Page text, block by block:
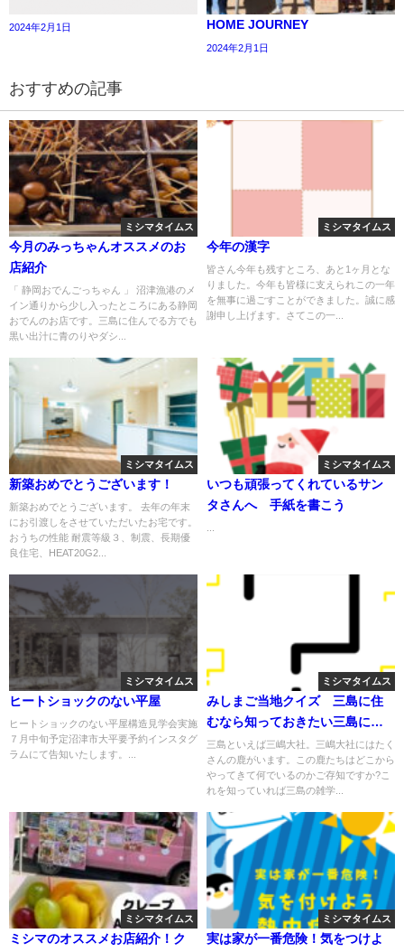
2024年2月1日 HOME JOURNEY
2024年2月1日
おすすめの記事
ミシマタイムス
今月のみっちゃんオススメのお
店紹介
「 静岡おでんごっちゃん 」 沼津漁港のメ
イン通りから少し入ったところにある静岡
おでんのお店です。三島に住んでる方でも
黒い出汁に青のりやダシ...
ミシマタイムス
今年の漢字
皆さん今年も残すところ、あと1ヶ月とな
りました。今年も皆様に支えられこの一年
を無事に過ごすことができました。誠に感
謝申し上げます。さてこの一...
ミシマタイムス
新築おめでとうございます！
新築おめでとうございます。 去年の年末
にお引渡しをさせていただいたお宅です。
おうちの性能 耐震等級３、制震、長期優
良住宅、HEAT20G2...
ミシマタイムス
いつも頑張ってくれているサン
タさんへ 手紙を書こう
ミシマタイムス
ヒートショックのない平屋
ヒートショックのない平屋構造見学会実施
７月中旬予定沼津市大平要予約インスタグ
ラムにて告知いたします。...
ミシマタイムス
みしまご当地クイズ 三島に住
むなら知っておきたい三島に関
するクイズ
三島といえば三嶋大社。三嶋大社にはたく
さんの鹿がいます。この鹿たちはどこから
やってきて何でいるのかご存知ですか?こ
れを知っていれば三島の雑学...
ミシマタイムス
ミシマのオススメお店紹介！ク
ミシマタイムス
実は家が一番危険！気をつけよ